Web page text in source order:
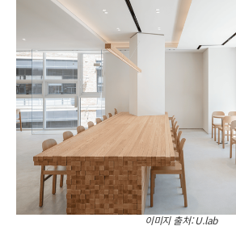
이미지 출처: U.lab